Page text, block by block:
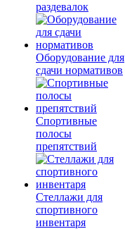
раздевалок
Оборудование для
сдачи нормативов
Спортивные
полосы
препятствий
Стеллажи для
спортивного
инвентаря